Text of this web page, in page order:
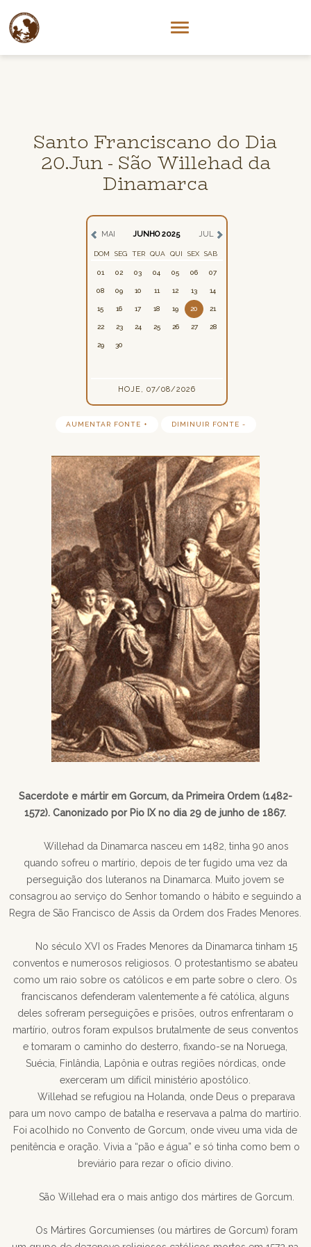
Santo Franciscano do Dia
20.Jun - São Willehad da
Dinamarca
MAI JUNHO 2025 JUL
DOM SEG TER QUA QUI SEX SAB
01 02 03 04 05 06 07
08 09 10 11 12 13 14
15 16 17 18 19 20 21
22 23 24 25 26 27 28
29 30
HOJE, 07/08/2026
AUMENTAR FONTE + DIMINUIR FONTE -
Sacerdote e mártir em Gorcum, da Primeira Ordem (1482-
1572). Canonizado por Pio IX no dia 29 de junho de 1867.
Willehad da Dinamarca nasceu em 1482, tinha 90 anos
quando sofreu o martírio, depois de ter fugido uma vez da
perseguição dos luteranos na Dinamarca. Muito jovem se
consagrou ao serviço do Senhor tomando o hábito e seguindo a
Regra de São Francisco de Assis da Ordem dos Frades Menores.
No século XVI os Frades Menores da Dinamarca tinham 15
conventos e numerosos religiosos. O protestantismo se abateu
como um raio sobre os católicos e em parte sobre o clero. Os
franciscanos defenderam valentemente a fé católica, alguns
deles sofreram perseguições e prisões, outros enfrentaram o
martírio, outros foram expulsos brutalmente de seus conventos
e tomaram o caminho do desterro, fixando-se na Noruega,
Suécia, Finlândia, Lapônia e outras regiões nórdicas, onde
exerceram um difícil ministério apostólico.
Willehad se refugiou na Holanda, onde Deus o preparava
para um novo campo de batalha e reservava a palma do martírio.
Foi acolhido no Convento de Gorcum, onde viveu uma vida de
penitência e oração. Vivia a “pão e água” e só tinha como bem o
breviário para rezar o ofício divino.
São Willehad era o mais antigo dos mártires de Gorcum.
Os Mártires Gorcumienses (ou mártires de Gorcum) foram